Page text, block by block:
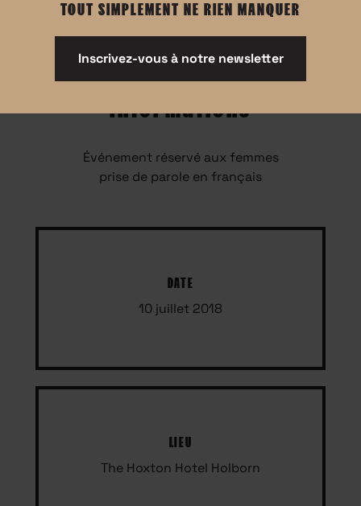
Informations
Événement réservé aux femmes
prise de parole en français
DATE
10 juillet 2018
LIEU
The Hoxton Hotel Holborn
TOUT SIMPLEMENT NE RIEN MANQUER
Inscrivez-vous à notre newsletter